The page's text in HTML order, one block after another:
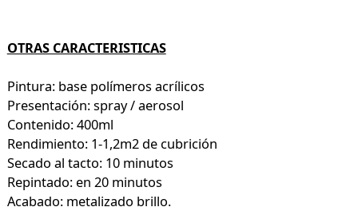
OTRAS CARACTERISTICAS
Pintura: base polímeros acrílicos
Presentación: spray / aerosol
Contenido: 400ml
Rendimiento: 1-1,2m2 de cubrición
Secado al tacto: 10 minutos
Repintado: en 20 minutos
Acabado: metalizado brillo.